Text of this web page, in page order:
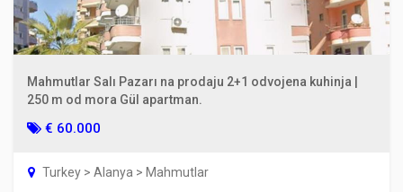
Mahmutlar Salı Pazarı na prodaju 2+1 odvojena kuhinja |
250 m od mora Gül apartman.
€ 60.000
Turkey > Alanya > Mahmutlar